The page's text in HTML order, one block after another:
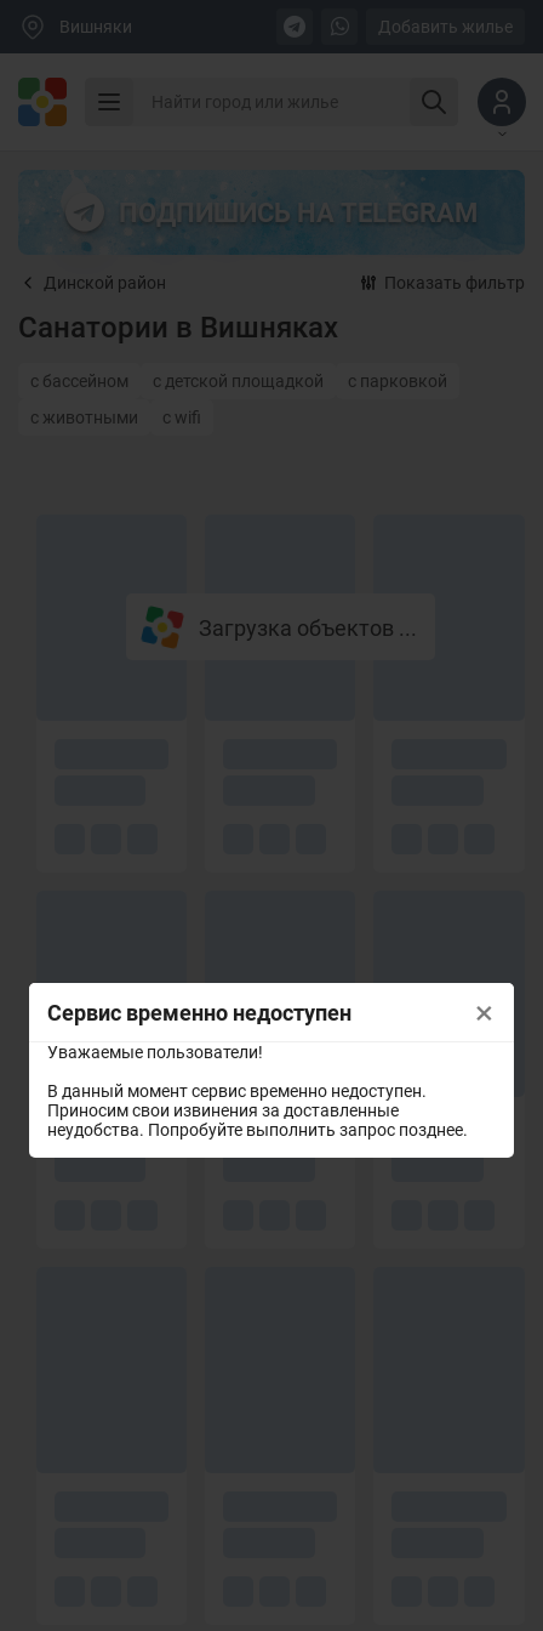
Сервис временно недоступен
Уважаемые пользователи!
В данный момент сервис временно недоступен.
Приносим свои извинения за доставленные
неудобства. Попробуйте выполнить запрос позднее.
×
Вишняки Добавить жилье
ПОДПИШИСЬ НА TELEGRAM
Динской район Показать фильтр
Санатории в Вишняках
с бассейном с детской площадкой
с парковкой
с животными
с wifi
Загрузка объектов ...